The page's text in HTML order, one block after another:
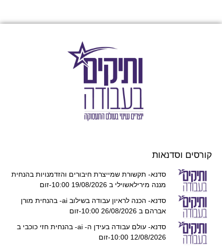
קורסים וסדנאות
סדנא- תקשורת שמייצרת חיבורים והזדמנויות בהנחית
מננה מירילאשוילי ב 19/08/2026 10:00-זום
סדנא- הכנה לראיון עבודה בשילוב ai- בהנחית מורן
אברהם ב 26/08/2026 10:00-זום
סדנא- עולם עבודה בעידן ה- ai- בהנחית חזי כוכבי ב
12/08/2026 10:00-זום